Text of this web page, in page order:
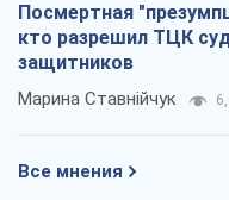
Посмертная
кто разрешил ТЦК
защитников
Марина Ставнійчук
Все мнения